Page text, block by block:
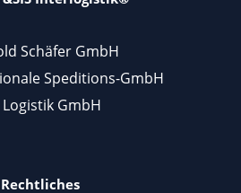
Schäfer GmbH
Speditions-GmbH
Logistik GmbH
Rechtliches